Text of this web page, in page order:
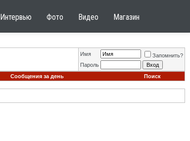
Интервью Фото Видео Магазин
Имя
Запомнить?
Пароль
Сообщения за день Поиск